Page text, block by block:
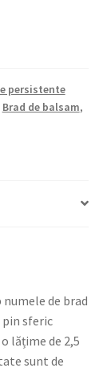
persistente
Brad de balsam,
de brad
pin sferic
lățime de 2,5
sunt de